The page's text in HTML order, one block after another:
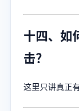
十四、如
击？
这里只讲真正